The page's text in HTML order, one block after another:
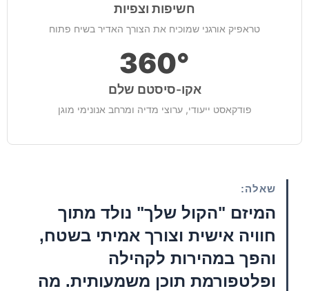
חשיפות וצפיות
טראפיק אורגני שמוכיח את הצורך האדיר בשיח פתוח
360°
אקו-סיסטם שלם
פודקאסט ייעודי, ערוצי מדיה ומרחב אנונימי מוגן
שאלה:
המיזם "הקול שלך" נולד מתוך
חוויה אישית וצורך אמיתי בשטח,
והפך במהירות לקהילה
ופלטפורמת תוכן משמעותית. מה